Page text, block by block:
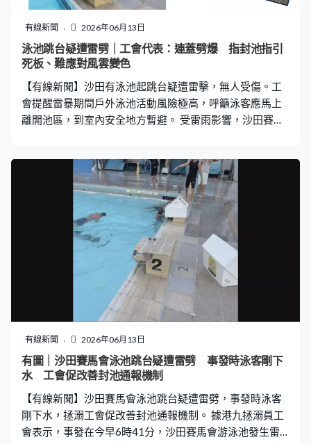
令，強制合安舉行會議。我們不是要干預其他街坊賣出業
權的決定，我們希望能夠在一個適當的場合，一個公開公
正、透明的情況下蒐集相關訊息資料。」 民政事務總署表
示相信合安會竭盡所能，在保障業主權益下開會，署方及
有線新聞 2026年06月13日
泳池跳台疑遭雷劈｜工會代表：連蓋劈爆 指封池指引
死板、難應對風雲變色
【有線新聞】沙田有泳池起跳台疑遭雷擊，無人受傷。工
會提醒雷暴期間戶外泳池活動風險極高，呼籲泳客應馬上
離開池區，到室內安全地方暫避。 受雷雨影響，沙田賽馬
胡啟榮：「據我所知，當時都有過百人在泳池場地內，大
概六時四十一分左右都有雷暴警告，主管都有上來了解一
下情況、天氣。突然閃一閃，跳台的蓋，本身蓋是覆蓋跳
台的，平日有比賽才會揭開，它就被雷擊中爆開。」事件
發生後泳池主池須進行緊急維修，一度封閉。 胡啟榮認為
事件反映有必要改善封池通報機制，「五公里就五公里，
十公里就十公里，這個指引其實很死板。風雲變色，可能
有些打石湖風，明明天朗氣清，半小時就狂風暴雨，最近
都經常發生，大概15分鐘已經過了，主管看定雷雨雲已經
過了，但是我們生命暴露在非常危險之中。」他又提醒泳
客若烏雲密佈、聽見泳池廣播應立即上水。 康文署表示已
通知工務部門盡快跟進維修事宜，在完成維修及安全情況
下，泳池才會重新開放。
有線新聞 2026年06月13日
有圖｜沙田賽馬會泳池跳台疑遭雷劈 事發時泳客剛下
水 工會促改善封池通報機制
【有線新聞】沙田賽馬會泳池跳台疑遭雷劈，事發時泳客
剛下水，拯溺工會促改善封池通報機制。 據港九拯溺員工
會表示，事發在今早6時41分，沙田賽馬會游泳池發生雷